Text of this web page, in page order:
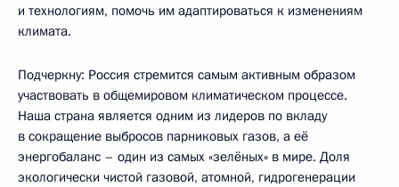
и технологиям, помочь им адаптироваться к изменениям
климата.
Подчеркну: Россия стремится самым активным образом
участвовать в общемировом климатическом процессе.
Наша страна является одним из лидеров по вкладу
в сокращение выбросов парниковых газов, а её
энергобаланс – один из самых «зелёных» в мире. Доля
экологически чистой газовой, атомной, гидрогенерации